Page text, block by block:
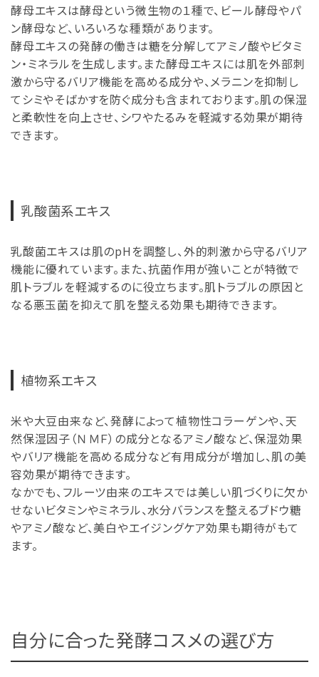
酵母エキスは酵母という微生物の１種で、ビール酵母やパ
ン酵母など、いろいろな種類があります。
酵母エキスの発酵の働きは糖を分解してアミノ酸やビタミ
ン・ミネラルを生成します。また酵母エキスには肌を外部刺
激から守るバリア機能を高める成分や、メラニンを抑制し
てシミやそばかすを防ぐ成分も含まれております。肌の保湿
と柔軟性を向上させ、シワやたるみを軽減する効果が期待
できます。
乳酸菌系エキス
乳酸菌エキスは肌のpHを調整し、外的刺激から守るバリア
機能に優れています。また、抗菌作用が強いことが特徴で
肌トラブルを軽減するのに役立ちます。肌トラブルの原因と
なる悪玉菌を抑えて肌を整える効果も期待できます。
植物系エキス
米や大豆由来など、発酵によって植物性コラーゲンや、天
然保湿因子（ＮＭＦ）の成分となるアミノ酸など、保湿効果
やバリア機能を高める成分など有用成分が増加し、肌の美
容効果が期待できます。
なかでも、フルーツ由来のエキスでは美しい肌づくりに欠か
せないビタミンやミネラル、水分バランスを整えるブドウ糖
やアミノ酸など、美白やエイジングケア効果も期待がもて
ます。
自分に合った発酵コスメの選び方